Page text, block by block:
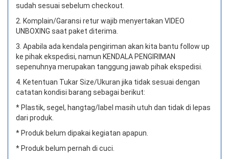
sudah sesuai sebelum checkout.
2. Komplain/Garansi retur wajib menyertakan VIDEO
UNBOXING saat paket diterima.
3. Apabila ada kendala pengiriman akan kita bantu follow up
ke pihak ekspedisi, namun KENDALA PENGIRIMAN
sepenuhnya merupakan tanggung jawab pihak ekspedisi.
4. Ketentuan Tukar Size/Ukuran jika tidak sesuai dengan
catatan kondisi barang sebagai berikut:
* Plastik, segel, hangtag/label masih utuh dan tidak di lepas
dari produk.
* Produk belum dipakai kegiatan apapun.
* Produk belum pernah di cuci.